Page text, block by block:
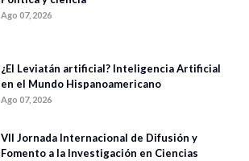
Ago 07, 2026
¿El Leviatán artificial? Inteligencia Artificial
en el Mundo Hispanoamericano
Ago 07, 2026
VII Jornada Internacional de Difusión y
Fomento a la Investigación en Ciencias